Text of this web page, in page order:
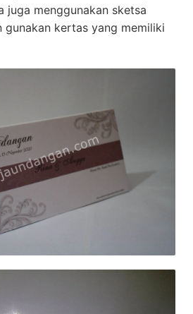
juga menggunakan sketsa
gunakan kertas yang memiliki